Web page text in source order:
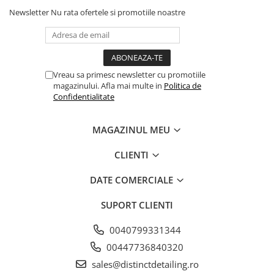
Interfată: spumă portocalie
Max RPM:4800
Greutate:12,8 grame
Newsletter Nu rata ofertele si promotiile noastre
Vreau sa primesc newsletter cu promotiile
magazinului. Afla mai multe in Politica de
Confidentialitate
MAGAZINUL MEU
CLIENTI
DATE COMERCIALE
SUPORT CLIENTI
0040799331344
00447736840320
sales@distinctdetailing.ro